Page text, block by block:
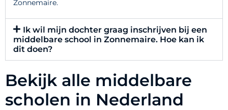
Zonnemaire.
Ik wil mijn dochter graag inschrijven bij een
middelbare school in Zonnemaire. Hoe kan ik
dit doen?
Bekijk alle middelbare
scholen in Nederland